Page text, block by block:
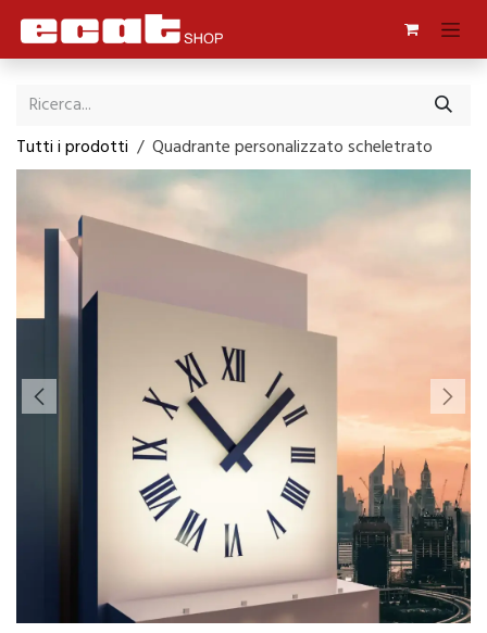
Passa al contenuto
Tutti i prodotti Quadrante personalizzato scheletrato